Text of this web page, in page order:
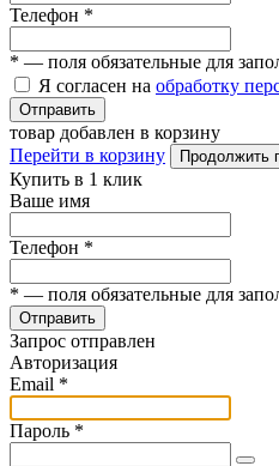
Телефон *
* — поля обязательные для
Я согласен на обработку
Отправить
товар добавлен в корзину
Перейти в корзину
Продолжить
Купить в 1 клик
Ваше имя
Телефон *
* — поля обязательные для
Отправить
Запрос отправлен
Авторизация
Email *
Пароль *